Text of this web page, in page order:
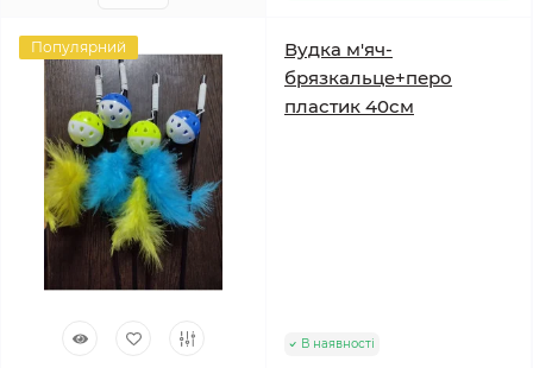
Популярний
Вудка м'яч-
брязкальце+перо
пластик 40см
В наявності